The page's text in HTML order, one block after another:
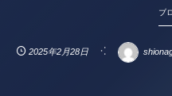
ブ
2025年2月28日